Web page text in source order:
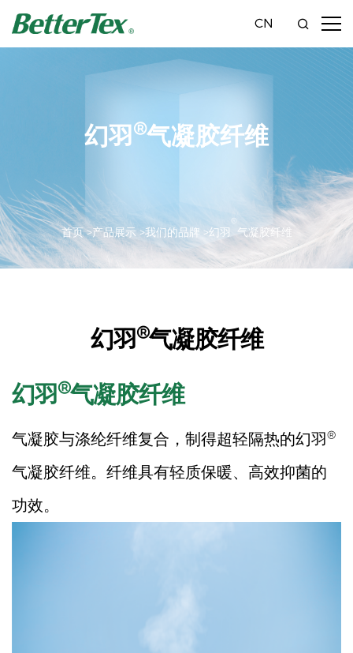
CN
幻羽 ®气凝胶纤维
首页 >产品展示 >我们的品牌 >幻羽
®
气凝胶纤维
幻羽®气凝胶纤维
幻羽®气凝胶纤维
气凝胶与涤纶纤维复合，制得超轻隔热的幻羽®
气凝胶纤维。纤维具有轻质保暖、高效抑菌的
功效。